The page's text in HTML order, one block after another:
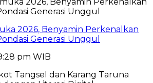
2026, Benyamin Perkenalkan
Generasi Unggul
pm WIB